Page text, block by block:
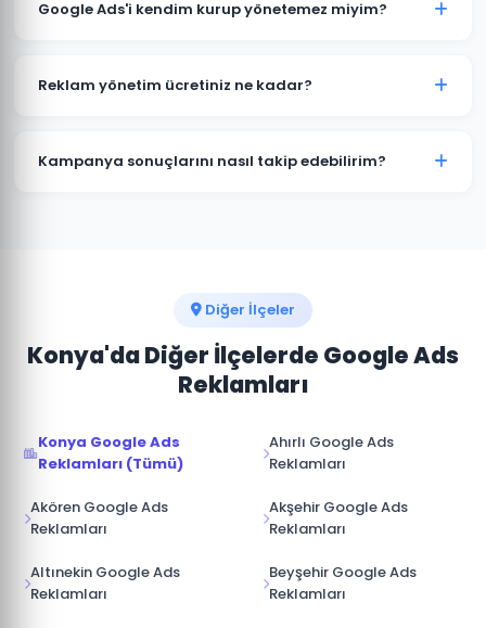
Google Ads'i kendim kurup yönetemez miyim?
kampanyalar bütçenizi hızla tüketir. Sarayönü'deki
artırmaktadır.
Reklam yönetim ücretiniz ne kadar?
%15-20'si arasında değişmektedir. Sarayönü için
Kampanya sonuçlarını nasıl takip edebilirim?
Diğer İlçeler
Konya'da Diğer İlçelerde Google Ads
Reklamları
Konya Google Ads
Reklamları (Tümü)
Ahırlı Google Ads
Reklamları
Akören Google Ads
Reklamları
Akşehir Google Ads
Reklamları
Altınekin Google Ads
Reklamları
Beyşehir Google Ads
Reklamları